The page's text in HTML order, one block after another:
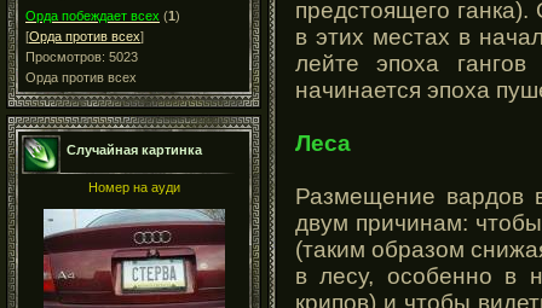
Орда побеждает всех (1)
[Орда против всех]
Просмотров: 5023
Орда против всех
Случайная картинка
Номер на ауди
предстоящего
в этих местах в
лейте эпоха
начинается эпоха
Леса
Размещение вардов
двум причинам:
(таким образом
в лесу, особенно в
крипов) и чтобы